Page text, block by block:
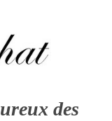
des